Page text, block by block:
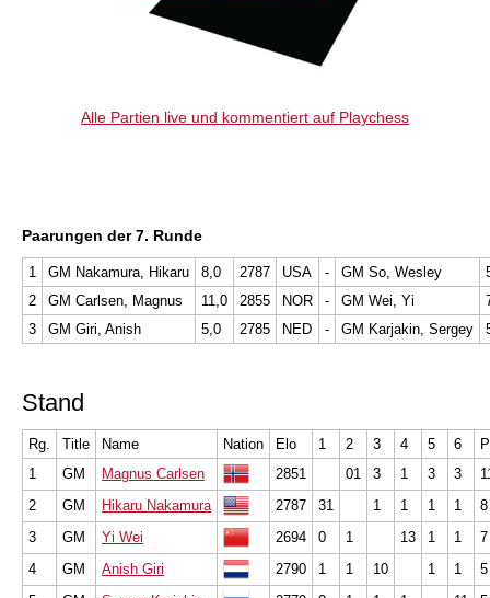
Alle Partien live und kommentiert auf Playchess
Paarungen der 7. Runde
1 GM Nakamura, Hikaru 8,0 2787 USA - GM So, Wesley
2
GM Carlsen, Magnus 11,0 2855 NOR - GM Wei, Yi
3
GM Giri, Anish 5,0 2785 NED - GM Karjakin, Sergey
Stand
Rg. Title Name Nation Elo 1 2 3 4 5 6
1
GM Magnus Carlsen 2851 01 3 1 3 3
2
GM Hikaru Nakamura 2787 31 1 1 1 1
3
GM Yi Wei 2694 0 1 13 1 1
4
GM Anish Giri 2790 1 1 10 1 1